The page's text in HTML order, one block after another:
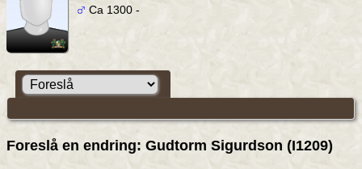
Ca 1300 -
Foreslå en endring: Gudtorm Sigurdson (I1209)